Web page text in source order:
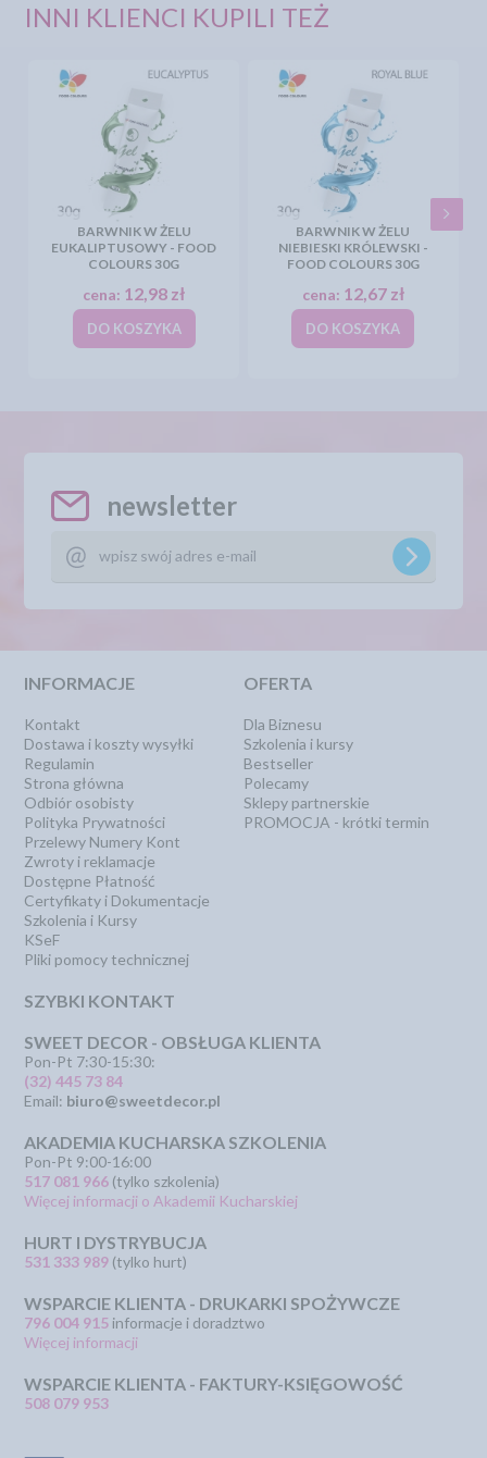
INNI KLIENCI KUPILI TEŻ
BARWNIK W ŻELU
EUKALIPTUSOWY - FOOD
COLOURS 30G
cena: 12,98 zł
DO KOSZYKA
BARWNIK W ŻELU
NIEBIESKI KRÓLEWSKI -
FOOD COLOURS 30G
cena: 12,67 zł
DO KOSZYKA
newsletter
INFORMACJE
Kontakt
Dostawa i koszty wysyłki
Regulamin
Strona główna
Odbiór osobisty
Polityka Prywatności
Przelewy Numery Kont
Zwroty i reklamacje
Dostępne Płatność
Certyfikaty i Dokumentacje
Szkolenia i Kursy
KSeF
Pliki pomocy technicznej
OFERTA
Dla Biznesu
Szkolenia i kursy
Bestseller
Polecamy
Sklepy partnerskie
PROMOCJA - krótki termin
SZYBKI KONTAKT
SWEET DECOR - OBSŁUGA KLIENTA
Pon-Pt 7:30-15:30:
(32) 445 73 84
Email: biuro@sweetdecor.pl
AKADEMIA KUCHARSKA SZKOLENIA
Pon-Pt 9:00-16:00
517 081 966 (tylko szkolenia)
Więcej informacji o Akademii Kucharskiej
HURT I DYSTRYBUCJA
531 333 989 (tylko hurt)
WSPARCIE KLIENTA - DRUKARKI SPOŻYWCZE
796 004 915 informacje i doradztwo
Więcej informacji
WSPARCIE KLIENTA - FAKTURY-KSIĘGOWOŚĆ
508 079 953